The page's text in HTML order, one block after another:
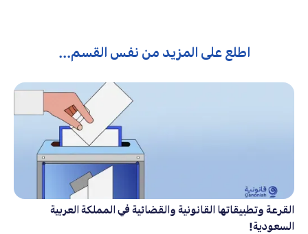
عبدالله
إبراهيم
الحسين
اطلع على المزيد من نفس القسم...
القرعة وتطبيقاتها القانونية والقضائية في المملكة العربية
السعودية!